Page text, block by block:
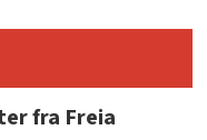
fra Freia